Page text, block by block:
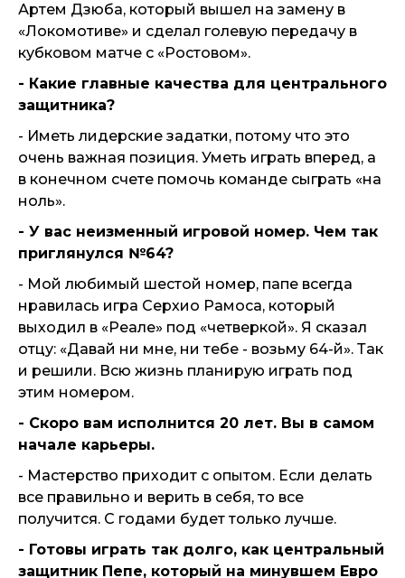
Артем Дзюба, который вышел на замену в
«Локомотиве» и сделал голевую передачу в
кубковом матче с «Ростовом».
- Какие главные качества для центрального
защитника?
- Иметь лидерские задатки, потому что это
очень важная позиция. Уметь играть вперед, а
в конечном счете помочь команде сыграть «на
ноль».
- У вас неизменный игровой номер. Чем так
приглянулся №64?
- Мой любимый шестой номер, папе всегда
нравилась игра Серхио Рамоса, который
выходил в «Реале» под «четверкой». Я сказал
отцу: «Давай ни мне, ни тебе - возьму 64-й». Так
и решили. Всю жизнь планирую играть под
этим номером.
- Скоро вам исполнится 20 лет. Вы в самом
начале карьеры.
- Мастерство приходит с опытом. Если делать
все правильно и верить в себя, то все
получится. С годами будет только лучше.
- Готовы играть так долго, как центральный
защитник Пепе, который на минувшем Евро